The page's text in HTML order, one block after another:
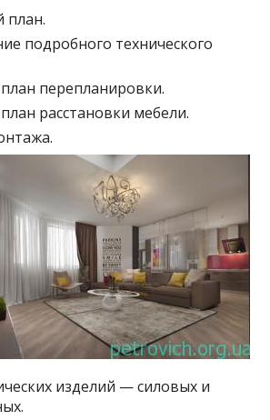
план.
подробного технического
перепланировки.
расстановки мебели.
изделий — силовых и